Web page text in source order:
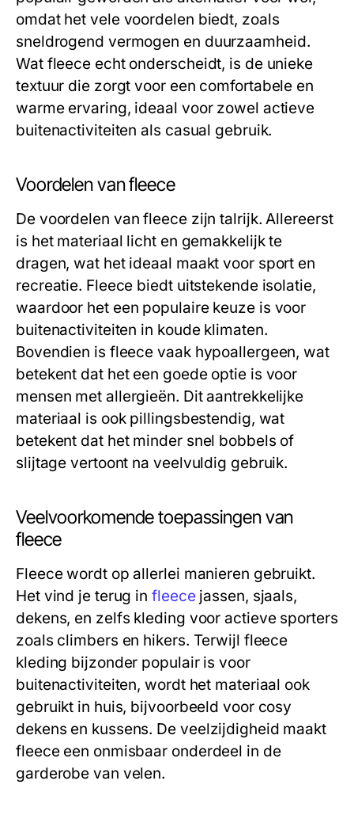
omdat het vele voordelen biedt, zoals
sneldrogend vermogen en duurzaamheid.
Wat fleece echt onderscheidt, is de unieke
textuur die zorgt voor een comfortabele en
warme ervaring, ideaal voor zowel actieve
buitenactiviteiten als casual gebruik.
Voordelen van fleece
De voordelen van fleece zijn talrijk. Allereerst
is het materiaal licht en gemakkelijk te
dragen, wat het ideaal maakt voor sport en
recreatie. Fleece biedt uitstekende isolatie,
waardoor het een populaire keuze is voor
buitenactiviteiten in koude klimaten.
Bovendien is fleece vaak hypoallergeen, wat
betekent dat het een goede optie is voor
mensen met allergieën. Dit aantrekkelijke
materiaal is ook pillingsbestendig, wat
betekent dat het minder snel bobbels of
slijtage vertoont na veelvuldig gebruik.
Veelvoorkomende toepassingen van
fleece
Fleece wordt op allerlei manieren gebruikt.
Het vind je terug infleecejassen, sjaals,
dekens, en zelfs kleding voor actieve sporters
zoals climbers en hikers. Terwijl fleece
kleding bijzonder populair is voor
buitenactiviteiten, wordt het materiaal ook
gebruikt in huis, bijvoorbeeld voor cosy
dekens en kussens. De veelzijdigheid maakt
fleece een onmisbaar onderdeel in de
garderobe van velen.